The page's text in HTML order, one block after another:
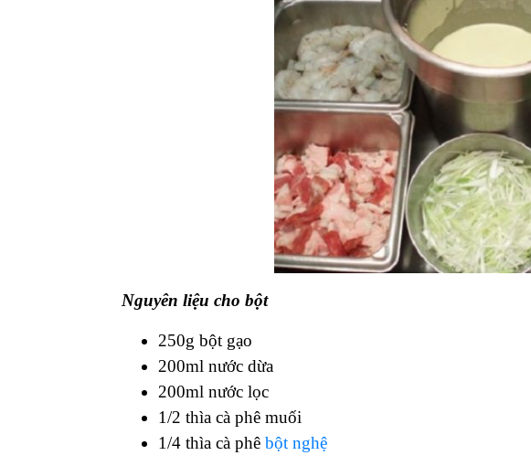
Nguyên liệu cho bột
250g bột gạo
200ml nước dừa
200ml nước lọc
1/2 thìa cà phê muối
1/4 thìa cà phê bột nghệ